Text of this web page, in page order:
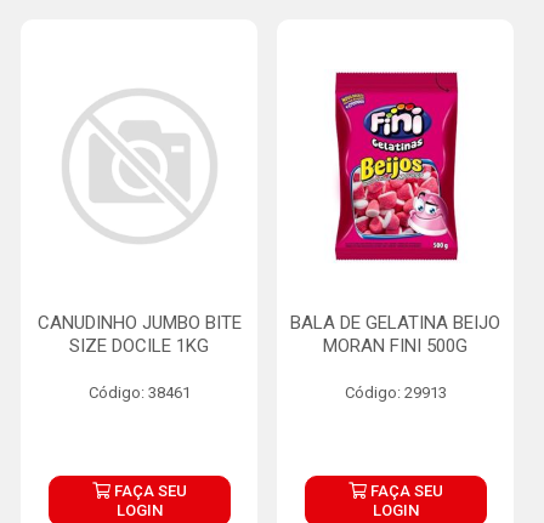
CANUDINHO JUMBO BITE
SIZE DOCILE 1KG
Código: 38461
FAÇA SEU
LOGIN
BALA DE GELATINA BEIJO
MORAN FINI 500G
Código: 29913
FAÇA SEU
LOGIN